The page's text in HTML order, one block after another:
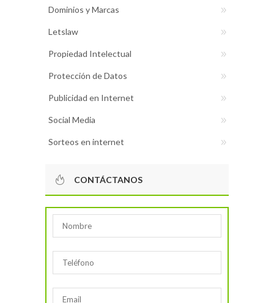
Dominios y Marcas
Letslaw
Propiedad Intelectual
Protección de Datos
Publicidad en Internet
Social Media
Sorteos en internet
CONTÁCTANOS